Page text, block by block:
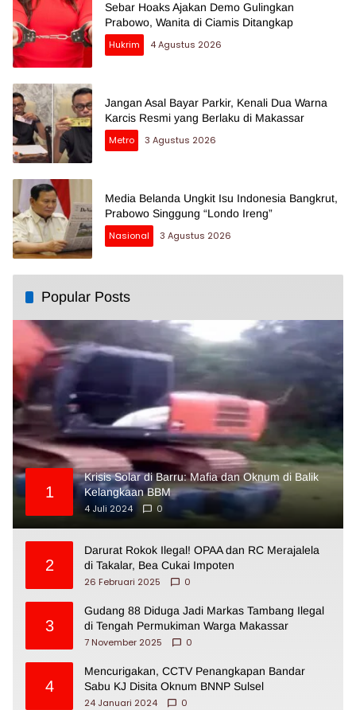
Sebar Hoaks Ajakan Demo Gulingkan
Prabowo, Wanita di Ciamis Ditangkap
Hukrim
4 Agustus 2026
Jangan Asal Bayar Parkir, Kenali Dua Warna
Karcis Resmi yang Berlaku di Makassar
Metro
3 Agustus 2026
Media Belanda Ungkit Isu Indonesia Bangkrut,
Prabowo Singgung “Londo Ireng”
Nasional
3 Agustus 2026
Popular Posts
1
Krisis Solar di Barru: Mafia dan Oknum di Balik
Kelangkaan BBM
4 Juli 2024
0
2
Darurat Rokok Ilegal! OPAA dan RC Merajalela
di Takalar, Bea Cukai Impoten
26 Februari 2025
0
3
Gudang 88 Diduga Jadi Markas Tambang Ilegal
di Tengah Permukiman Warga Makassar
7 November 2025
0
4
Mencurigakan, CCTV Penangkapan Bandar
Sabu KJ Disita Oknum BNNP Sulsel
24 Januari 2024
0